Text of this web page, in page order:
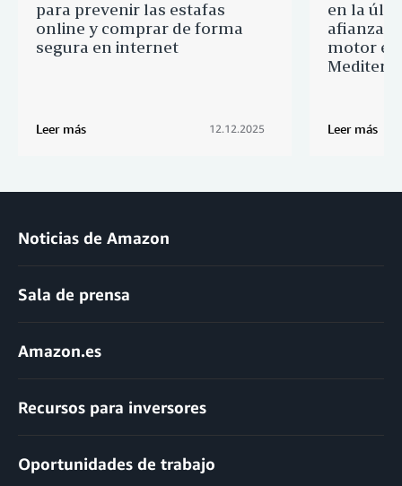
para prevenir las estafas
online y comprar de forma
segura en internet
Leer más 12.12.2025
en la
afianza
motor
Leer más
Noticias de Amazon
Sala de prensa
Amazon.es
Recursos para inversores
Oportunidades de trabajo